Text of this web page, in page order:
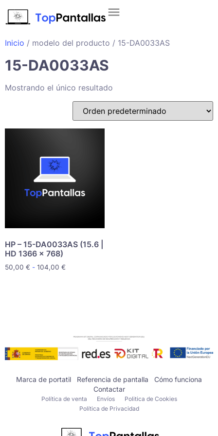
Inicio / modelo del producto / 15-DA0033AS
15-DA0033AS
Mostrando el único resultado
HP – 15-DA0033AS (15.6 |
HD 1366 x 768)
50,00 € - 104,00 €
Marca de portatil Referencia de pantalla
Cómo funciona
Contactar
Política de venta Envíos
Politica de Cookies
Política de Privacidad